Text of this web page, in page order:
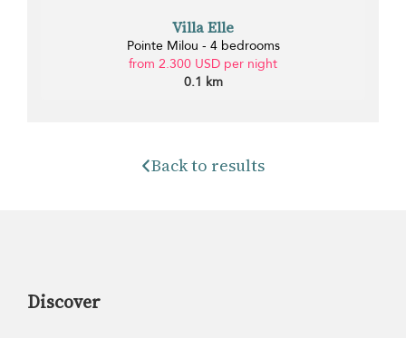
Villa Elle
Pointe Milou - 4 bedrooms
from 2.300 USD per night
0.1 km
Back to results
Discover